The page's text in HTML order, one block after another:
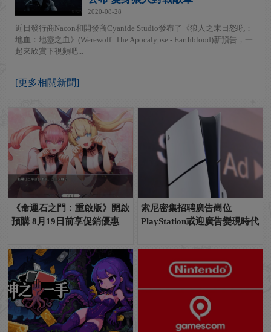
2020-08-28
近日發行商Nacon和開發商Cyanide Studio發布了《狼人之末日怒吼：
地血：地靈之血》(Werewolf: The Apocalypse - Earthblood)新預告，一
起來欣賞下視頻吧...
[更多相關新聞]
《命運石之門：重啟版》開啟
預購 8月19日前享促銷優惠
索尼密集招聘廣告崗位
PlayStation或迎廣告變現時代